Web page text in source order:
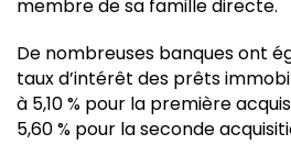
membre de sa famille directe.
De nombreuses banques ont
taux d’intérêt des prêts
à 5,10 % pour la première
5,60 % pour la seconde